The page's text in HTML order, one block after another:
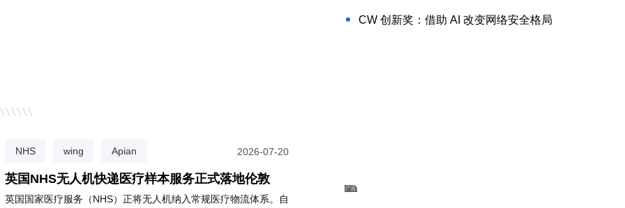
NHS wing Apian 2026-07-20
英国NHS无人机快递医疗样本服务正式落地伦敦
英国国家医疗服务（NHS）正将无人机纳入常规医疗物流体系。自
CW 创新奖：借助 AI 改变网络安全格局